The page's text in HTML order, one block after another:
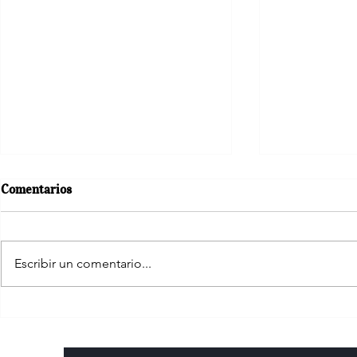
Randstad 2022
soluciones
Comentarios
Escribir un comentario...